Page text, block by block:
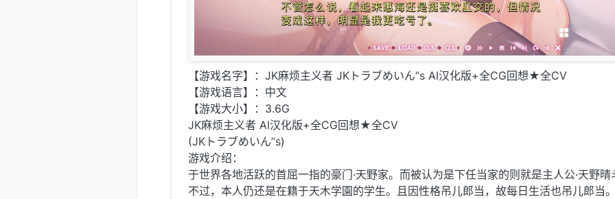
【游戏名字】：JK麻烦主义者 JKトラブめいん”s AI汉化版+全CG回想★全CV
【游戏语言】：中文
【游戏大小】：3.6G
JK麻烦主义者 AI汉化版+全CG回想★全CV
(JKトラブめいん”s)
游戏介绍：
于世界各地活跃的首屈一指的豪门·天野家。而被认为是下任当家的则就是主人公·天野晴
不过，本人仍还是在籍于天木学園的学生。且因性格吊儿郎当，故每日生活也吊儿郎当